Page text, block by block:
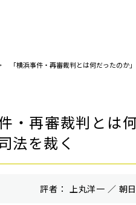
「横浜事件・再審裁判とは何だったの
件・再審裁判と
法を裁く
評者： 上丸洋一 ／ 朝